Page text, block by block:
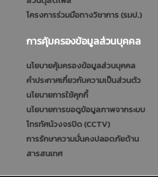
โครงการร่วมมือทางวิชาการ (รมป.)
การคุ้มครองข้อมูลส่วนบุคคล
นโยบายคุ้มครองข้อมูลส่วนบุคคล
คำประกาศเกี่ยวกับความเป็นส่วนตัว
นโยบายการใช้คุกกี้
นโยบายการขอดูข้อมูลภาพจากระบบ
โทรทัศน์วงจรปิด (CCTV)
การรักษาความมั่นคงปลอดภัยด้าน
สารสนเทศ